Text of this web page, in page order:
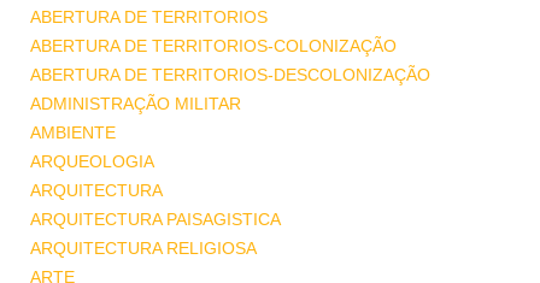
ABERTURA DE TERRITORIOS
ABERTURA DE TERRITORIOS-COLONIZAÇÃO
ABERTURA DE TERRITORIOS-DESCOLONIZAÇÃO
ADMINISTRAÇÃO MILITAR
AMBIENTE
ARQUEOLOGIA
ARQUITECTURA
ARQUITECTURA PAISAGISTICA
ARQUITECTURA RELIGIOSA
ARTE